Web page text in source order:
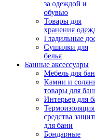
за одеждой и
обувью
Товары для
хранения
Гладильные
Сушилки для
белья
Банные аксессуары
Мебель для
Камни и
товары для
Интерьер для
средства
для бани
Бондарные